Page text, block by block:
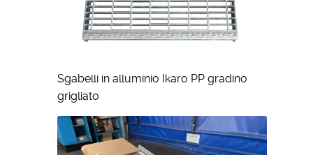
Sgabelli in alluminio Ikaro PP gradino
grigliato